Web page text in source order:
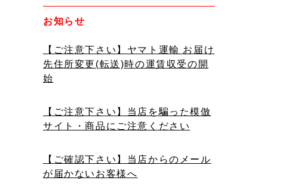
お知らせ
【ご注意下さい】ヤマト運輸 お届け
先住所変更(転送)時の運賃収受の開
始
【ご注意下さい】当店を騙った模倣
サイト・商品にご注意ください
【ご確認下さい】当店からのメール
が届かないお客様へ